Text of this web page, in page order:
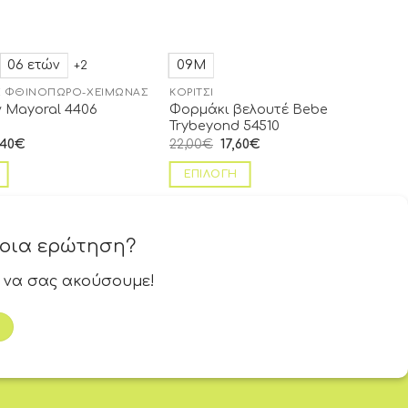
06 ετών +2
ΦΘΙΝΌΠΩΡΟ-ΧΕΙΜΏΝΑΣ
Mayoral 4406
€
09Μ
ΚΟΡΊΤΣΙ
Φορμάκι βελουτέ Bebe
Trybeyond 54510
22,00€ 17,60€
ΕΠΙΛΟΓΉ
ερώτηση?
σας ακούσουμε!